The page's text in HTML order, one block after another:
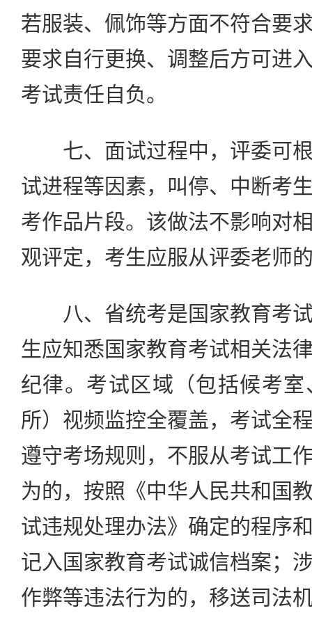
若服装、佩饰等方面不符合要
要求自行更换、调整后方可进
考试责任自负。
七、面试过程中，评委可根
试进程等因素，叫停、中断考
考作品片段。该做法不影响对
观评定，考生应服从评委老师
八、省统考是国家教育考试
生应知悉国家教育考试相关法
纪律。考试区域（包括候考
所）视频监控全覆盖，考试全
遵守考场规则，不服从考试工
为的，按照《中华人民共和国
试违规处理办法》确定的程序
记入国家教育考试诚信档案；
作弊等违法行为的，移送司法